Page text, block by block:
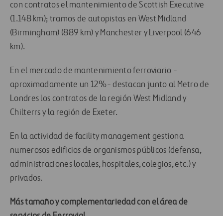
con contratos el mantenimiento de Scottish Executive
(1.148 km); tramos de autopistas en West Midland
(Birmingham) (889 km) y Manchester y Liverpool (646
km).
En el mercado de mantenimiento ferroviario -
aproximadamente un 12%- destacan junto al Metro de
Londres los contratos de la región West Midland y
Chilterrs y la región de Exeter.
En la actividad de facility management gestiona
numerosos edificios de organismos públicos (defensa,
administraciones locales, hospitales, colegios, etc.) y
privados.
Más tamaño y complementariedad con el área de